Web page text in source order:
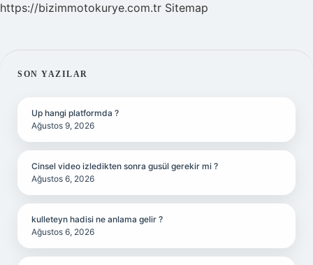
https://bizimmotokurye.com.tr Sitemap
SIDEBAR
SON YAZILAR
Up hangi platformda ?
Ağustos 9, 2026
Cinsel video izledikten sonra gusül gerekir mi ?
Ağustos 6, 2026
kulleteyn hadisi ne anlama gelir ?
Ağustos 6, 2026